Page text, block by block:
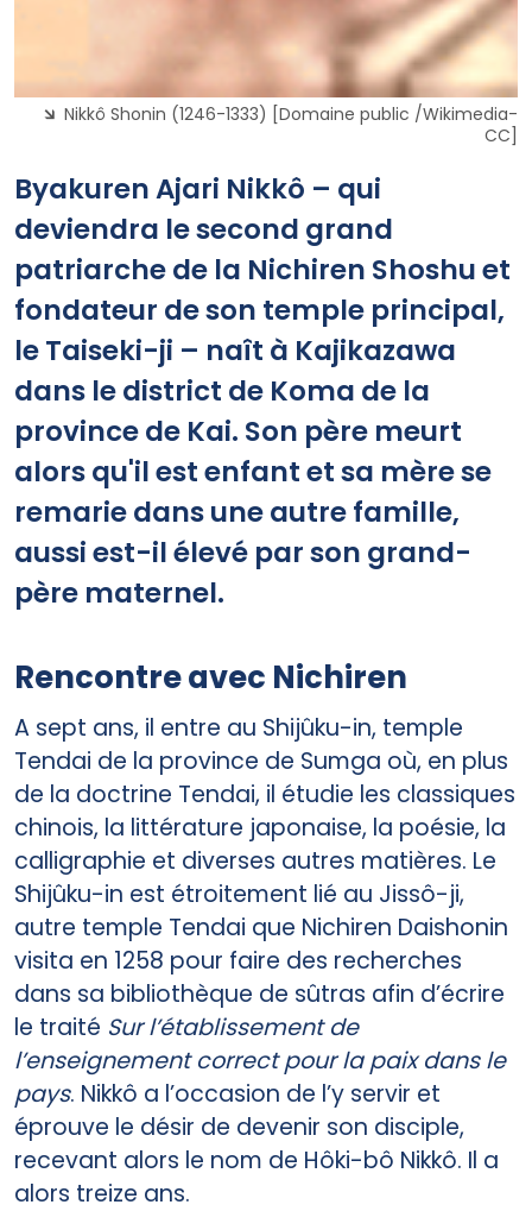
Nikkô Shonin (1246-1333) [Domaine public /Wikimedia-
CC]
Byakuren Ajari Nikkô – qui
deviendra le second grand
patriarche de la Nichiren Shoshu et
fondateur de son temple principal,
le Taiseki-ji – naît à Kajikazawa
dans le district de Koma de la
province de Kai. Son père meurt
alors qu'il est enfant et sa mère se
remarie dans une autre famille,
aussi est-il élevé par son grand-
père maternel.
Rencontre avec Nichiren
A sept ans, il entre au Shijûku-in, temple
Tendai de la province de Sumga où, en plus
de la doctrine Tendai, il étudie les classiques
chinois, la littérature japonaise, la poésie, la
calligraphie et diverses autres matières. Le
Shijûku-in est étroitement lié au Jissô-ji,
autre temple Tendai que Nichiren Daishonin
visita en 1258 pour faire des recherches
dans sa bibliothèque de sûtras afin d’écrire
le traité Sur l’établissement de
l’enseignement correct pour la paix dans le
pays. Nikkô a l’occasion de l’y servir et
éprouve le désir de devenir son disciple,
recevant alors le nom de Hôki-bô Nikkô. Il a
alors treize ans.